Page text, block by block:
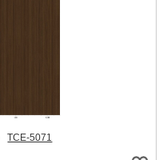
TCE-5071